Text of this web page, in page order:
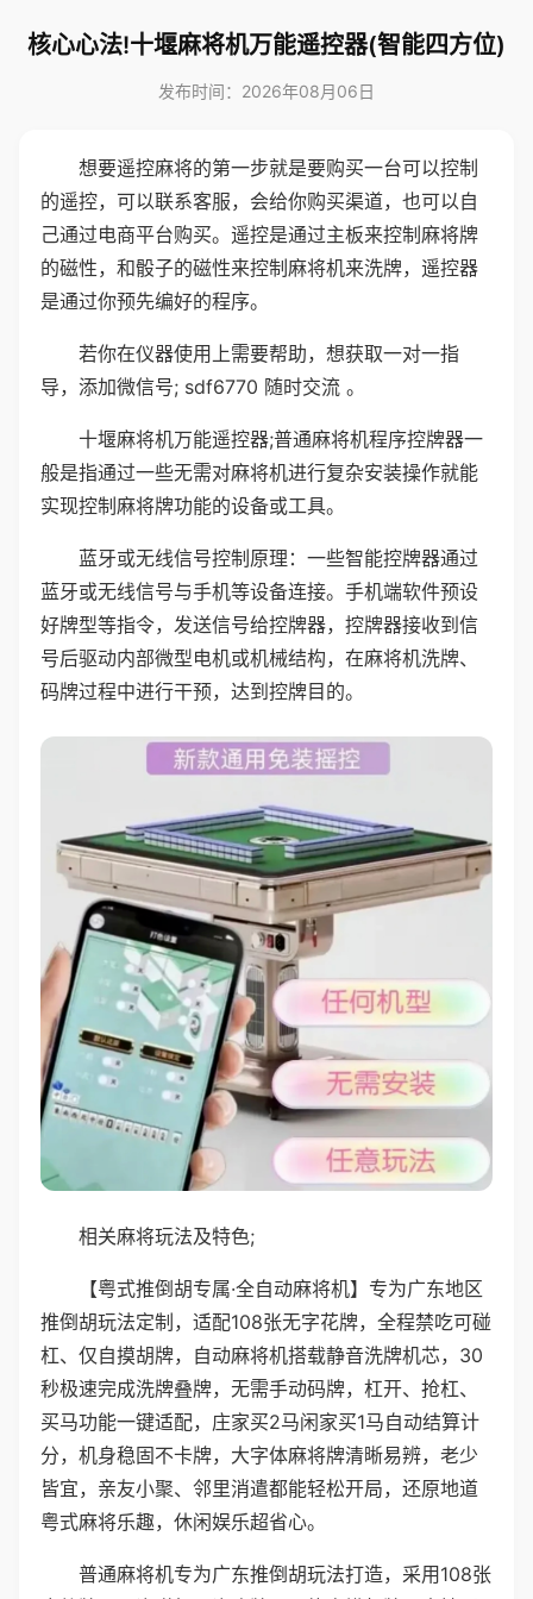
核心心法!十堰麻将机万能遥控器(智能四方位)
发布时间：2026年08月06日
想要遥控麻将的第一步就是要购买一台可以控制
的遥控，可以联系客服，会给你购买渠道，也可以自
己通过电商平台购买。遥控是通过主板来控制麻将牌
的磁性，和骰子的磁性来控制麻将机来洗牌，遥控器
是通过你预先编好的程序。
若你在仪器使用上需要帮助，想获取一对一指
导，添加微信号; sdf6770 随时交流 。
十堰麻将机万能遥控器;普通麻将机程序控牌器一
般是指通过一些无需对麻将机进行复杂安装操作就能
实现控制麻将牌功能的设备或工具。
蓝牙或无线信号控制原理：一些智能控牌器通过
蓝牙或无线信号与手机等设备连接。手机端软件预设
好牌型等指令，发送信号给控牌器，控牌器接收到信
号后驱动内部微型电机或机械结构，在麻将机洗牌、
码牌过程中进行干预，达到控牌目的。
相关麻将玩法及特色;
【粤式推倒胡专属·全自动麻将机】专为广东地区
推倒胡玩法定制，适配108张无字花牌，全程禁吃可碰
杠、仅自摸胡牌，自动麻将机搭载静音洗牌机芯，30
秒极速完成洗牌叠牌，无需手动码牌，杠开、抢杠、
买马功能一键适配，庄家买2马闲家买1马自动结算计
分，机身稳固不卡牌，大字体麻将牌清晰易辨，老少
皆宜，亲友小聚、邻里消遣都能轻松开局，还原地道
粤式麻将乐趣，休闲娱乐超省心。
普通麻将机专为广东推倒胡玩法打造，采用108张